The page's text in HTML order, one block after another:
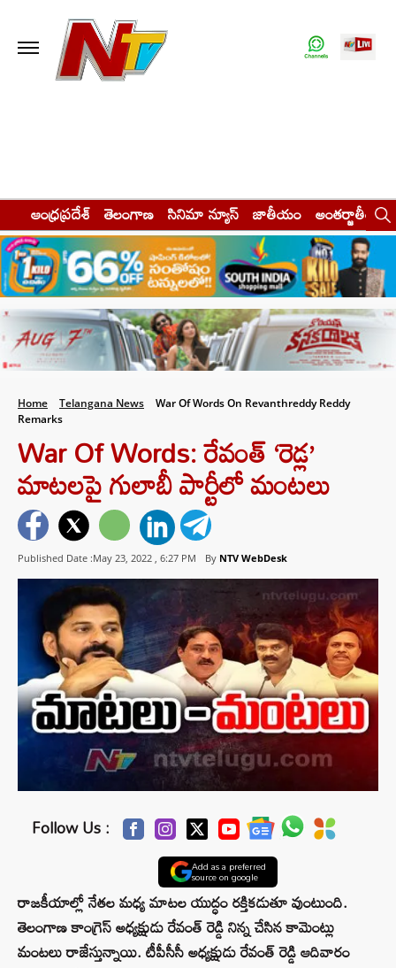
ఆంధ్రప్రదేశ్ తెలంగాణ సినిమా న్యూస్ జాతీయం అంతర్జాతీయం
Home Telangana News
War Of Words On Revanthreddy Reddy
Remarks
War Of Words: రేవంత్ ‘రెడ్ల’
మాటలపై గులాబీ పార్టీలో మంటలు
Published Date :May 23, 2022 , 6:27 PM By NTV WebDesk
Follow Us :
Add as a preferred
source on google
రాజకీయాల్లో నేతల మధ్య మాటల యుద్ధం రక్తికడుతూ వుంటుంది.
తెలంగాణ కాంగ్రెస్ అధ్యక్షుడు రేవంత్ రెడ్డి నిన్న చేసిన కామెంట్లు
మంటలు రాజేస్తున్నాయి. టీపీసీసీ అధ్యక్షుడు రేవంత్ రెడ్డి ఆదివారం